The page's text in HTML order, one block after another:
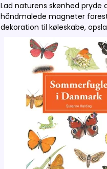
Lad naturens skønhed
håndmalede magneter
dekoration til køleskabe,